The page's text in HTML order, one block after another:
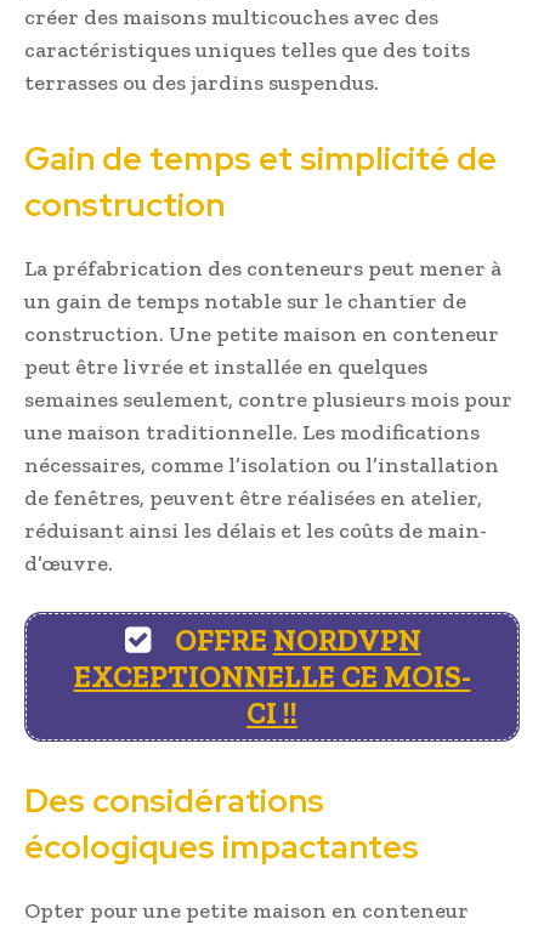
créer des maisons multicouches avec des
caractéristiques uniques telles que des toits
terrasses ou des jardins suspendus.
Gain de temps et simplicité de
construction
La préfabrication des conteneurs peut mener à
un gain de temps notable sur le chantier de
construction. Une petite maison en conteneur
peut être livrée et installée en quelques
semaines seulement, contre plusieurs mois pour
une maison traditionnelle. Les modifications
nécessaires, comme l’isolation ou l’installation
de fenêtres, peuvent être réalisées en atelier,
réduisant ainsi les délais et les coûts de main-
d’œuvre.
OFFRE NORDVPN
EXCEPTIONNELLE CE MOIS-
CI !!
Des considérations
écologiques impactantes
Opter pour une petite maison en conteneur